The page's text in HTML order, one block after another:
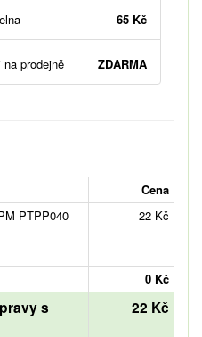
65 Kč
prodejně ZDARMA
Cena
PTPP040
22 Kč
0 Kč
s
22 Kč